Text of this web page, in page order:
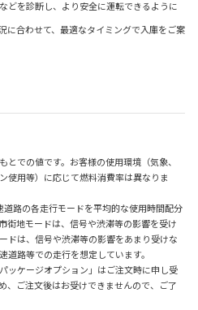
どを診断し、より安全に運転できるように
合わせて、最適なタイミングで入庫をご案
での値です。お客様の使用環境（気象、
使用等）に応じて燃料消費率は異なりま
路の各走行モードを平均的な使用時間配分
街地モードは、信号や渋滞等の影響を受け
ドは、信号や渋滞等の影響をあまり受けな
路等での走行を想定しています。
ッケージオプション」はご注文時に申し受
、ご注文後はお受けできませんので、ご了